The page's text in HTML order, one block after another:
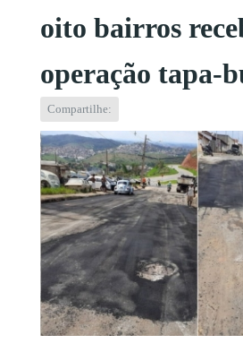
oito bairros
operação tapa-
Compartilhe: